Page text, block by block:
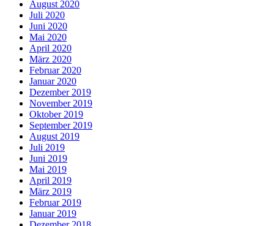
August 2020
Juli 2020
Juni 2020
Mai 2020
April 2020
März 2020
Februar 2020
Januar 2020
Dezember 2019
November 2019
Oktober 2019
September 2019
August 2019
Juli 2019
Juni 2019
Mai 2019
April 2019
März 2019
Februar 2019
Januar 2019